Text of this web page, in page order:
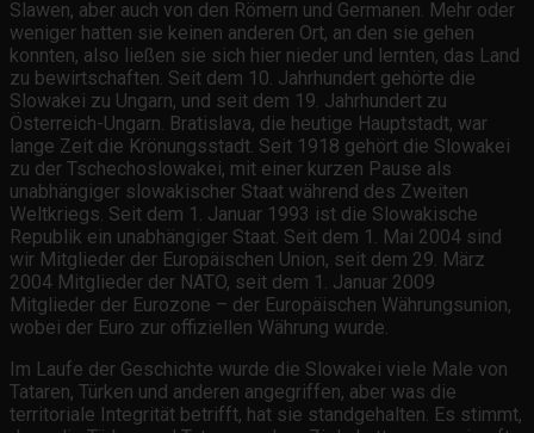
Slawen, aber auch von den Römern und Germanen. Mehr oder
weniger hatten sie keinen anderen Ort, an den sie gehen
konnten, also ließen sie sich hier nieder und lernten, das Land
zu bewirtschaften. Seit dem 10. Jahrhundert gehörte die
Slowakei zu Ungarn, und seit dem 19. Jahrhundert zu
Österreich-Ungarn. Bratislava, die heutige Hauptstadt, war
lange Zeit die Krönungsstadt. Seit 1918 gehört die Slowakei
zu der Tschechoslowakei, mit einer kurzen Pause als
unabhängiger slowakischer Staat während des Zweiten
Weltkriegs. Seit dem 1. Januar 1993 ist die Slowakische
Republik ein unabhängiger Staat. Seit dem 1. Mai 2004 sind
wir Mitglieder der Europäischen Union, seit dem 29. März
2004 Mitglieder der NATO, seit dem 1. Januar 2009
Mitglieder der Eurozone – der Europäischen Währungsunion,
wobei der Euro zur offiziellen Währung wurde.
Im Laufe der Geschichte wurde die Slowakei viele Male von
Tataren, Türken und anderen angegriffen, aber was die
territoriale Integrität betrifft, hat sie standgehalten. Es stimmt,